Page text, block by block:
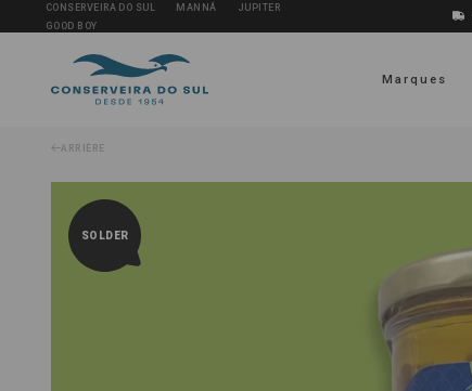
CONSERVEIRA DO SUL MANNÁ
JUPITER
GOOD BOY
Marques
ARRIÈRE
SOLDER